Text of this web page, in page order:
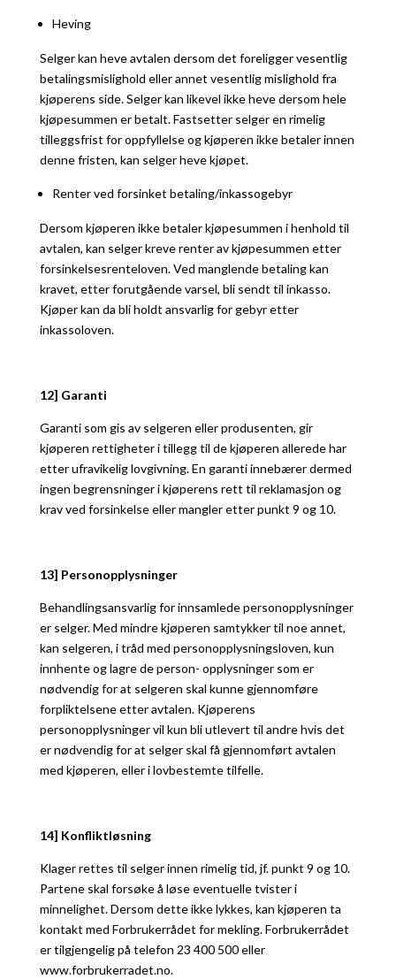
Heving
Selger kan heve avtalen dersom det foreligger vesentlig
betalingsmislighold eller annet vesentlig mislighold fra
kjøperens side. Selger kan likevel ikke heve dersom hele
kjøpesummen er betalt. Fastsetter selger en rimelig
tilleggsfrist for oppfyllelse og kjøperen ikke betaler innen
denne fristen, kan selger heve kjøpet.
Renter ved forsinket betaling/inkassogebyr
Dersom kjøperen ikke betaler kjøpesummen i henhold til
avtalen, kan selger kreve renter av kjøpesummen etter
forsinkelsesrenteloven. Ved manglende betaling kan
kravet, etter forutgående varsel, bli sendt til inkasso.
Kjøper kan da bli holdt ansvarlig for gebyr etter
inkassoloven.
12] Garanti
Garanti som gis av selgeren eller produsenten, gir
kjøperen rettigheter i tillegg til de kjøperen allerede har
etter ufravikelig lovgivning. En garanti innebærer dermed
ingen begrensninger i kjøperens rett til reklamasjon og
krav ved forsinkelse eller mangler etter punkt 9 og 10.
13] Personopplysninger
Behandlingsansvarlig for innsamlede personopplysninger
er selger. Med mindre kjøperen samtykker til noe annet,
kan selgeren, i tråd med personopplysningsloven, kun
innhente og lagre de person- opplysninger som er
nødvendig for at selgeren skal kunne gjennomføre
forpliktelsene etter avtalen. Kjøperens
personopplysninger vil kun bli utlevert til andre hvis det
er nødvendig for at selger skal få gjennomført avtalen
med kjøperen, eller i lovbestemte tilfelle.
14] Konfliktløsning
Klager rettes til selger innen rimelig tid, jf. punkt 9 og 10.
Partene skal forsøke å løse eventuelle tvister i
minnelighet. Dersom dette ikke lykkes, kan kjøperen ta
kontakt med Forbrukerrådet for mekling. Forbrukerrådet
er tilgjengelig på telefon 23 400 500 eller
www.forbrukerradet.no.